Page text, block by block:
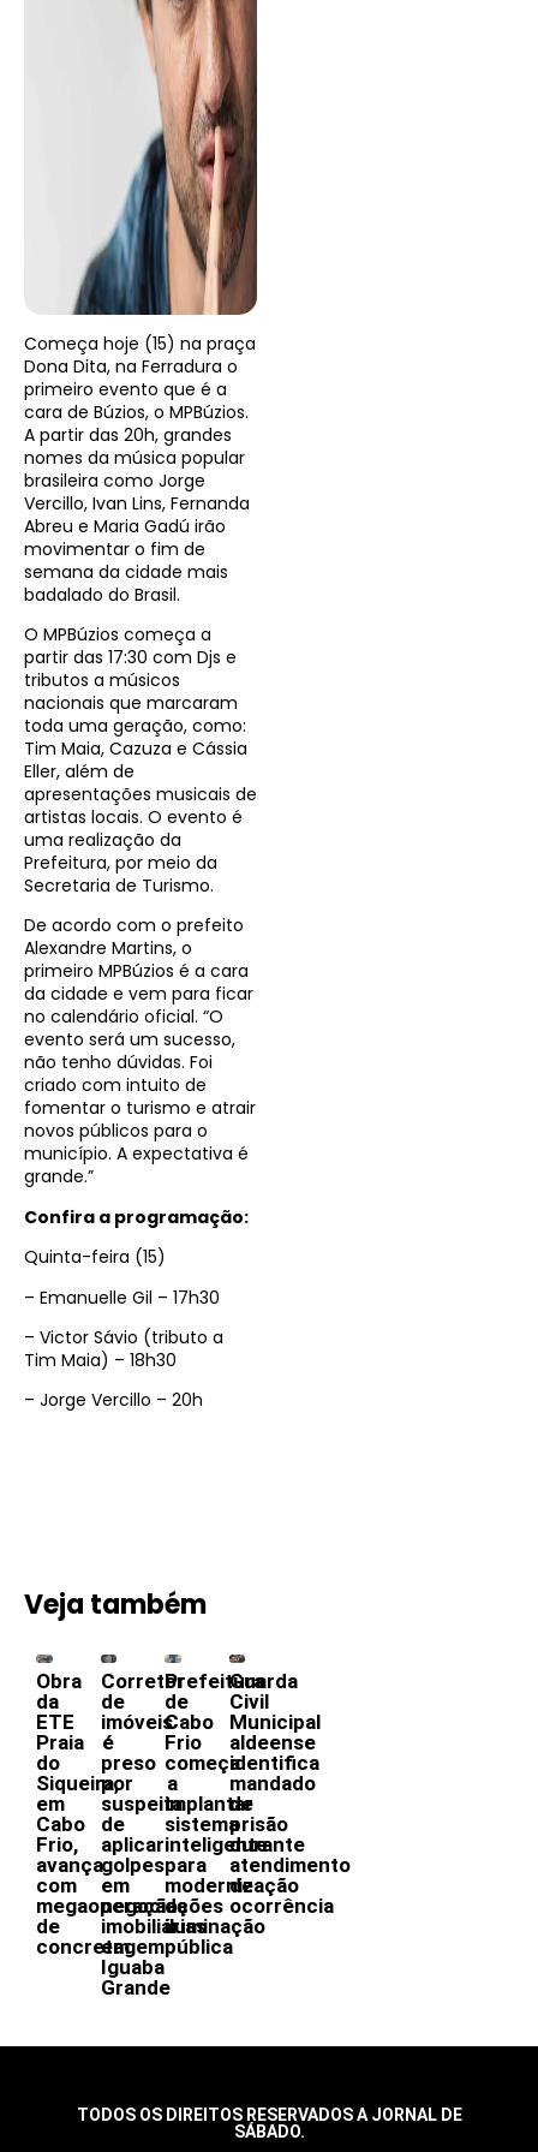
Começa hoje (15) na praça
Dona Dita, na Ferradura o
primeiro evento que é a
cara de Búzios, o MPBúzios.
A partir das 20h, grandes
nomes da música popular
brasileira como Jorge
Vercillo, Ivan Lins, Fernanda
Abreu e Maria Gadú irão
movimentar o fim de
semana da cidade mais
badalado do Brasil.
O MPBúzios começa a
partir das 17:30 com Djs e
tributos a músicos
nacionais que marcaram
toda uma geração, como:
Tim Maia, Cazuza e Cássia
Eller, além de
apresentações musicais de
artistas locais. O evento é
uma realização da
Prefeitura, por meio da
Secretaria de Turismo.
De acordo com o prefeito
Alexandre Martins, o
primeiro MPBúzios é a cara
da cidade e vem para ficar
no calendário oficial. “O
evento será um sucesso,
não tenho dúvidas. Foi
criado com intuito de
fomentar o turismo e atrair
novos públicos para o
município. A expectativa é
grande.”
Confira a programação:
Quinta-feira (15)
– Emanuelle Gil – 17h30
– Victor Sávio (tributo a
Tim Maia) – 18h30
– Jorge Vercillo – 20h
Veja também
Obra
da
ETE
Praia
do
Siqueira,
em
Cabo
Frio,
avança
com
megaoperação
de
concretagem
Corretor
de
imóveis
é
preso
por
suspeita
de
aplicar
golpes
em
negociações
imobiliárias
em
Iguaba
Grande
Prefeitura
de
Cabo
Frio
começa
a
implantar
sistema
inteligente
para
modernização
da
iluminação
pública
Guarda
Civil
Municipal
aldeense
identifica
mandado
de
prisão
durante
atendimento
de
ocorrência
TODOS OS DIREITOS RESERVADOS A JORNAL DE
SÁBADO.